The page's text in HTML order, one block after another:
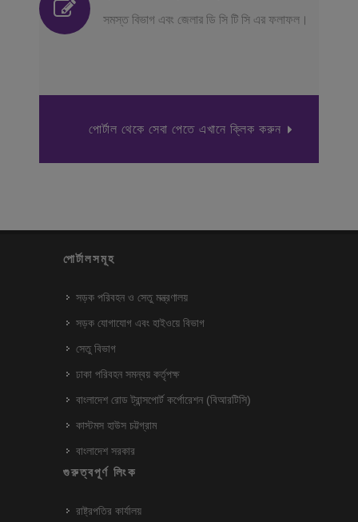
সমস্ত বিভাগ এবং জেলার ডি সি টি সি এর ফলাফল।
পোর্টাল থেকে সেবা পেতে এখানে ক্লিক করুন
পোর্টালসমূহ
সড়ক পরিবহন ও সেতু মন্ত্রণালয়
সড়ক যোগাযোগ এবং হাইওয়ে বিভাগ
সেতু বিভাগ
ঢাকা পরিবহন সমন্বয় কর্তৃপক্ষ
বাংলাদেশ রোড ট্রান্সপোর্ট কর্পোরেশন (বিআরটিসি)
কাস্টমস হাউস চট্টগ্রাম
বাংলাদেশ সরকার
গুরুত্বপূর্ণ লিংক
রাষ্ট্রপতির কার্যালয়